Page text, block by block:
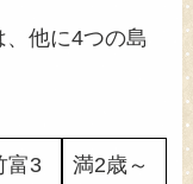
他に4つの島
富3
満2歳～